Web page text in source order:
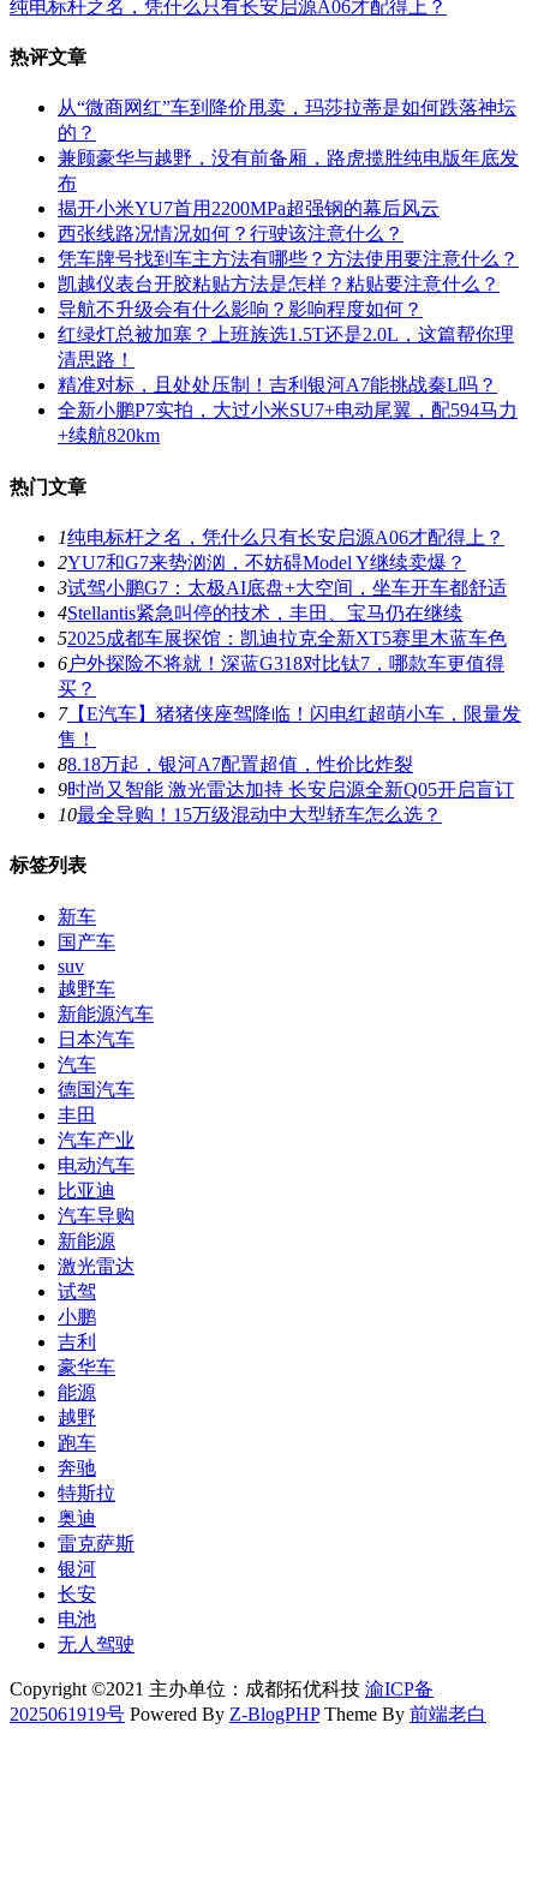
纯电标杆之名，凭什么只有长安启源A06才配得上？
热评文章
从“微商网红”车到降价甩卖，玛莎拉蒂是如何跌落神坛
的？
兼顾豪华与越野，没有前备厢，路虎揽胜纯电版年底发
布
揭开小米YU7首用2200MPa超强钢的幕后风云
西张线路况情况如何？行驶该注意什么？
凭车牌号找到车主方法有哪些？方法使用要注意什么？
凯越仪表台开胶粘贴方法是怎样？粘贴要注意什么？
导航不升级会有什么影响？影响程度如何？
红绿灯总被加塞？上班族选1.5T还是2.0L，这篇帮你理
清思路！
精准对标，且处处压制！吉利银河A7能挑战秦L吗？
全新小鹏P7实拍，大过小米SU7+电动尾翼，配594马力
+续航820km
热门文章
1纯电标杆之名，凭什么只有长安启源A06才配得上？
2YU7和G7来势汹汹，不妨碍Model Y继续卖爆？
3试驾小鹏G7：太极AI底盘+大空间，坐车开车都舒适
4Stellantis紧急叫停的技术，丰田、宝马仍在继续
52025成都车展探馆：凯迪拉克全新XT5赛里木蓝车色
6户外探险不将就！深蓝G318对比钛7，哪款车更值得
买？
7【E汽车】猪猪侠座驾降临！闪电红超萌小车，限量发
售！
88.18万起，银河A7配置超值，性价比炸裂
9时尚又智能 激光雷达加持 长安启源全新Q05开启盲订
10最全导购！15万级混动中大型轿车怎么选？
标签列表
新车
国产车
suv
越野车
新能源汽车
日本汽车
汽车
德国汽车
丰田
汽车产业
电动汽车
比亚迪
汽车导购
新能源
激光雷达
试驾
小鹏
吉利
豪华车
能源
越野
跑车
奔驰
特斯拉
奥迪
雷克萨斯
银河
长安
电池
无人驾驶
Copyright ©2021 主办单位：成都拓优科技 渝ICP备
2025061919号 Powered By Z-BlogPHPTheme By 前端老白